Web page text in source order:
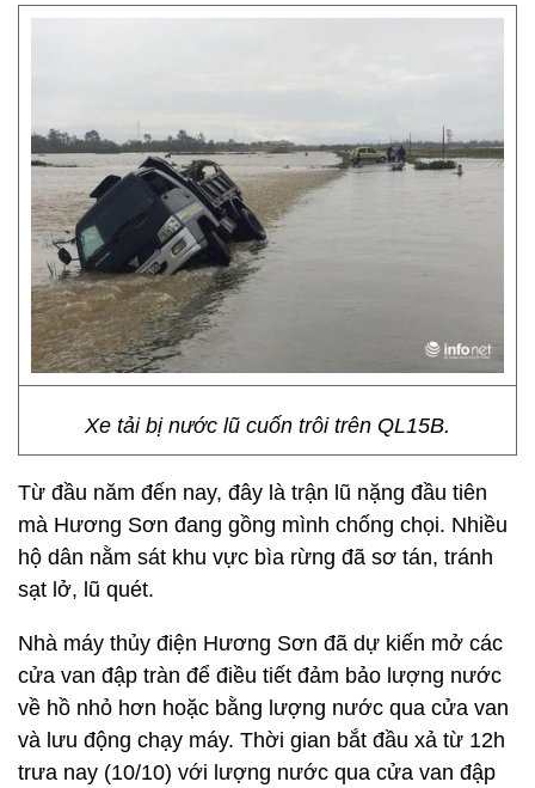
Xe tải bị nước lũ cuốn trôi trên QL15B.
Từ đầu năm đến nay, đây là trận lũ nặng đầu tiên
mà Hương Sơn đang gồng mình chống chọi. Nhiều
hộ dân nằm sát khu vực bìa rừng đã sơ tán, tránh
sạt lở, lũ quét.
Nhà máy thủy điện Hương Sơn đã dự kiến mở các
cửa van đập tràn để điều tiết đảm bảo lượng nước
về hồ nhỏ hơn hoặc bằng lượng nước qua cửa van
và lưu động chạy máy. Thời gian bắt đầu xả từ 12h
trưa nay (10/10) với lượng nước qua cửa van đập